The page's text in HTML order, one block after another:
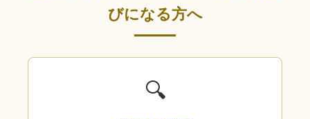
びになる方へ
🔍